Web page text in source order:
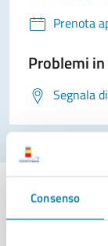
Consenso
Prenota
Problemi
Segnala